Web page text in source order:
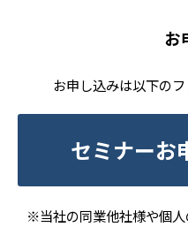
お
お申し込みは以下のフ
セミナーお
※当社の同業他社様や個人